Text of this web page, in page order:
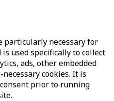
particularly necessary for
used specifically to collect
ads, other embedded
cookies. It is
prior to running